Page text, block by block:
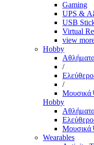
Gaming
UPS &
USB
Virtual
view
Hobby
/
/
Μουσικά
Hobby
Μουσικά
Wearables